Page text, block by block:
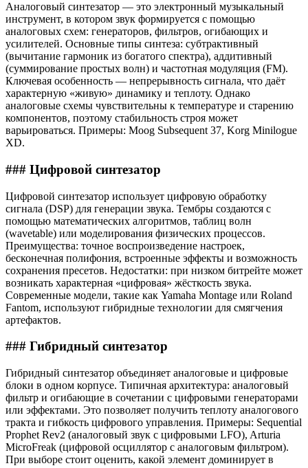
Аналоговый синтезатор — это электронный музыкальный
инструмент, в котором звук формируется с помощью
аналоговых схем: генераторов, фильтров, огибающих и
усилителей. Основные типы синтеза: субтрактивный
(вычитание гармоник из богатого спектра), аддитивный
(суммирование простых волн) и частотная модуляция (FM).
Ключевая особенность — непрерывность сигнала, что даёт
характерную «живую» динамику и теплоту. Однако
аналоговые схемы чувствительны к температуре и старению
компонентов, поэтому стабильность строя может
варьироваться. Примеры: Moog Subsequent 37, Korg Minilogue
XD.
### Цифровой синтезатор
Цифровой синтезатор использует цифровую обработку
сигнала (DSP) для генерации звука. Тембры создаются с
помощью математических алгоритмов, таблиц волн
(wavetable) или моделирования физических процессов.
Преимущества: точное воспроизведение настроек,
бесконечная полифония, встроенные эффекты и возможность
сохранения пресетов. Недостатки: при низком битрейте может
возникать характерная «цифровая» жёсткость звука.
Современные модели, такие как Yamaha Montage или Roland
Fantom, используют гибридные технологии для смягчения
артефактов.
### Гибридный синтезатор
Гибридный синтезатор объединяет аналоговые и цифровые
блоки в одном корпусе. Типичная архитектура: аналоговый
фильтр и огибающие в сочетании с цифровыми генераторами
или эффектами. Это позволяет получить теплоту аналогового
тракта и гибкость цифрового управления. Примеры: Sequential
Prophet Rev2 (аналоговый звук с цифровыми LFO), Arturia
MicroFreak (цифровой осциллятор с аналоговым фильтром).
При выборе стоит оценить, какой элемент доминирует в